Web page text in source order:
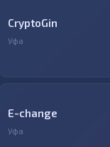
CryptoGin
Уфа
E-change
Уфа